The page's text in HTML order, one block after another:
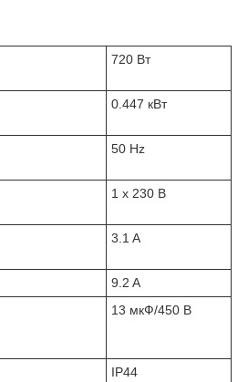
720 Вт
0.447 кВт
50 Hz
1 x 230 В
3.1 A
9.2 A
13 мкФ/450 В
IP44